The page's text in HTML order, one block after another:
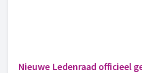
Nieuwe Ledenraad officieel